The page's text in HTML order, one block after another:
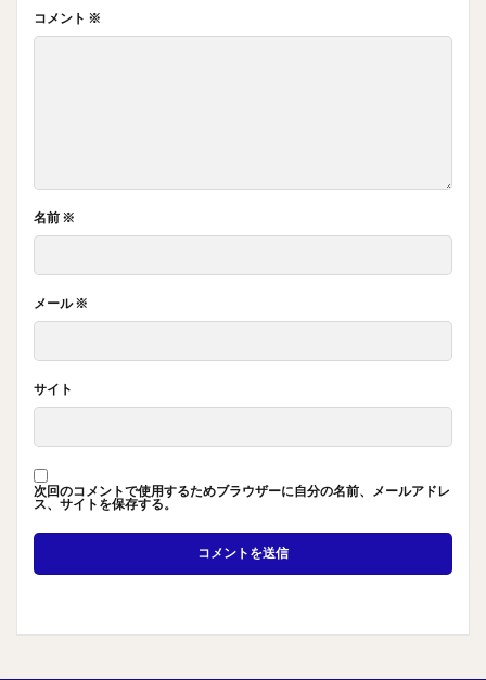
コメント ※
名前 ※
メール※
サイト
次回のコメントで使用するためブラウザーに自分の名前、メールアドレ
ス、サイトを保存する。